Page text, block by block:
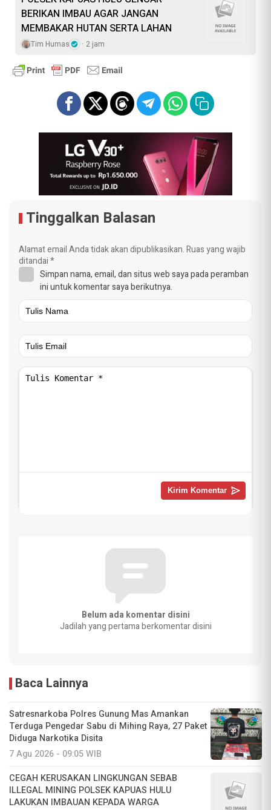
BERIKAN IMBAU AGAR JANGAN
MEMBAKAR HUTAN SERTA LAHAN
Tim Humas 2 jam
Tinggalkan Balasan
Alamat email Anda tidak akan dipublikasikan.Ruas yang wajib
ditandai*
Simpan nama, email, dan situs web saya pada peramban
ini untuk komentar saya berikutnya.
Belum ada komentar disini
Jadilah yang pertama berkomentar disini
Baca Lainnya
Satresnarkoba Polres Gunung Mas Amankan
Terduga Pengedar Sabu di Mihing Raya, 27 Paket
Diduga Narkotika Disita
7 Agu 2026 - 09:05 WIB
CEGAH KERUSAKAN LINGKUNGAN SEBAB
ILLEGAL MINING POLSEK KAPUAS HULU
LAKUKAN IMBAUAN KEPADA WARGA